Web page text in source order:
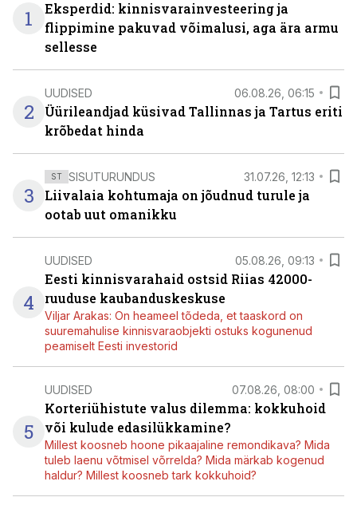
1
Eksperdid: kinnisvarainvesteering ja
flippimine pakuvad võimalusi, aga ära armu
sellesse
2
UUDISED 06.08.26, 06:15
Üürileandjad küsivad Tallinnas ja Tartus eriti
krõbedat hinda
3
ST SISUTURUNDUS 31.07.26, 12:13
Liivalaia kohtumaja on jõudnud turule ja
ootab uut omanikku
4
UUDISED 05.08.26, 09:13
Eesti kinnisvarahaid ostsid Riias 42000-
ruuduse kaubanduskeskuse
Viljar Arakas: On heameel tõdeda, et taaskord on
suuremahulise kinnisvaraobjekti ostuks kogunenud
peamiselt Eesti investorid
5
UUDISED 07.08.26, 08:00
Korteriühistute valus dilemma: kokkuhoid
või kulude edasilükkamine?
Millest koosneb hoone pikaajaline remondikava? Mida
tuleb laenu võtmisel võrrelda? Mida märkab kogenud
haldur? Millest koosneb tark kokkuhoid?